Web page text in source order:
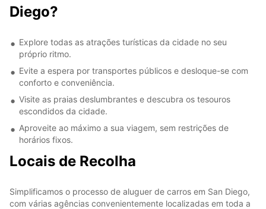
Diego?
Explore todas as atrações turísticas da cidade no seu
próprio ritmo.
Evite a espera por transportes públicos e desloque-se com
conforto e conveniência.
Visite as praias deslumbrantes e descubra os tesouros
escondidos da cidade.
Aproveite ao máximo a sua viagem, sem restrições de
horários fixos.
Locais de Recolha
Simplificamos o processo de aluguer de carros em San Diego,
com várias agências convenientemente localizadas em toda a